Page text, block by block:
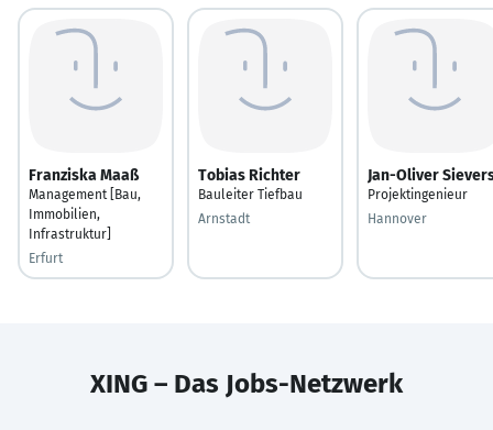
Franziska Maaß
Management [Bau,
Immobilien,
Infrastruktur]
Erfurt
Tobias Richter
Bauleiter Tiefbau
Arnstadt
Jan-Oliver
Projektingenieur
Hannover
XING – Das Jobs-Netzwerk